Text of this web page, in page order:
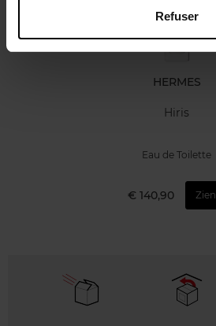
Refuser
HERMES
Hiris
Eau de Toilette
€ 140,90 Zien